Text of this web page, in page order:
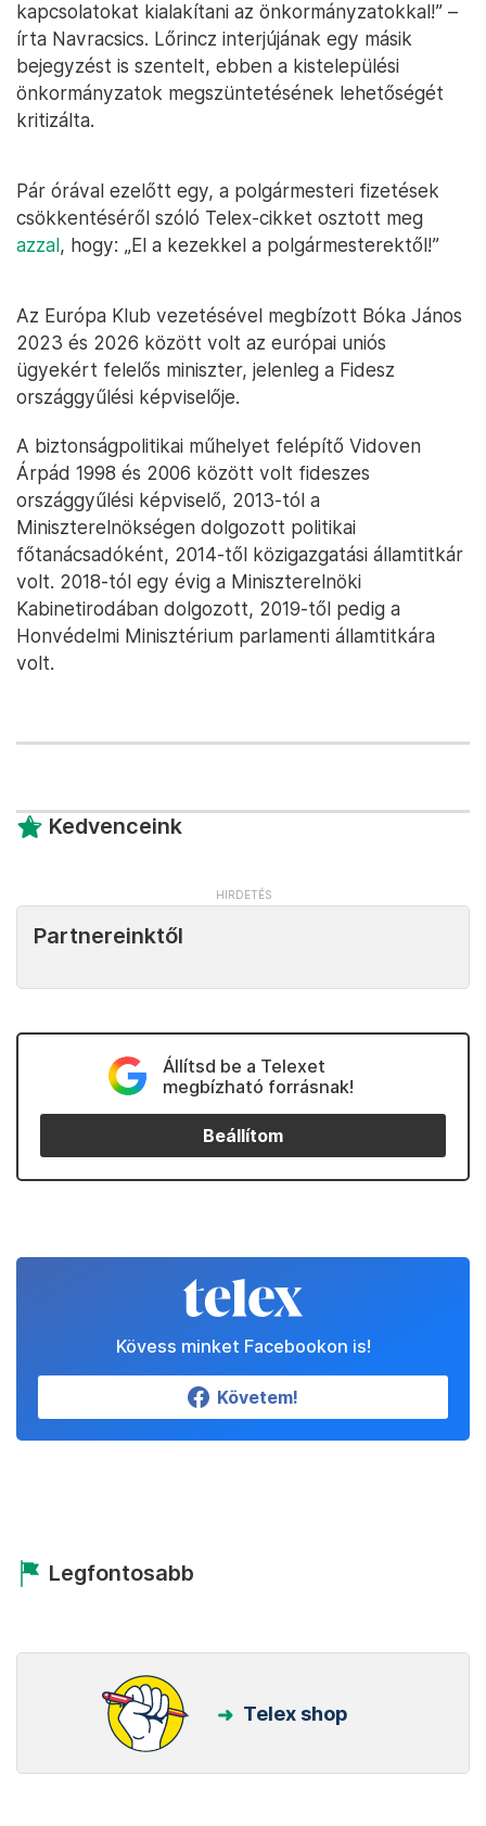
kapcsolatokat kialakítani az önkormányzatokkal!” –
írta Navracsics. Lőrincz interjújának egy másik
bejegyzést is szentelt, ebben a kistelepülési
önkormányzatok megszüntetésének lehetőségét
kritizálta.
Pár órával ezelőtt egy, a polgármesteri fizetések
csökkentéséről szóló Telex-cikket osztott meg
azzal, hogy: „El a kezekkel a polgármesterektől!”
Az Európa Klub vezetésével megbízott Bóka János
2023 és 2026 között volt az európai uniós
ügyekért felelős miniszter, jelenleg a Fidesz
országgyűlési képviselője.
A biztonságpolitikai műhelyet felépítő Vidoven
Árpád 1998 és 2006 között volt fideszes
országgyűlési képviselő, 2013-tól a
Miniszterelnökségen dolgozott politikai
főtanácsadóként, 2014-től közigazgatási államtitkár
volt. 2018-tól egy évig a Miniszterelnöki
Kabinetirodában dolgozott, 2019-től pedig a
Honvédelmi Minisztérium parlamenti államtitkára
volt.
Kedvenceink
Partnereinktől
Állítsd be a Telexet
megbízható forrásnak!
Beállítom
Kövess minket Facebookon is!
Követem!
Legfontosabb
Telex shop